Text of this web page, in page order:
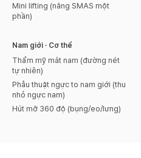
Mini lifting (nâng SMAS một
phần)
Nam giới · Cơ thể
Thẩm mỹ mắt nam (đường nét
tự nhiên)
Phẫu thuật ngực to nam giới (thu
nhỏ ngực nam)
Hút mỡ 360 độ (bụng/eo/lưng)